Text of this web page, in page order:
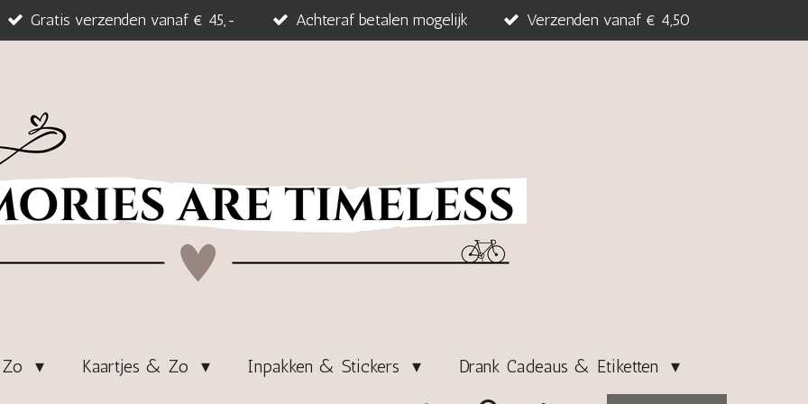
Gratis verzenden vanaf € 45,- Achteraf betalen mogelijk Verzenden vanaf € 4,50
Kaartjes & Zo Inpakken & Stickers Drank Cadeaus & Etiketten